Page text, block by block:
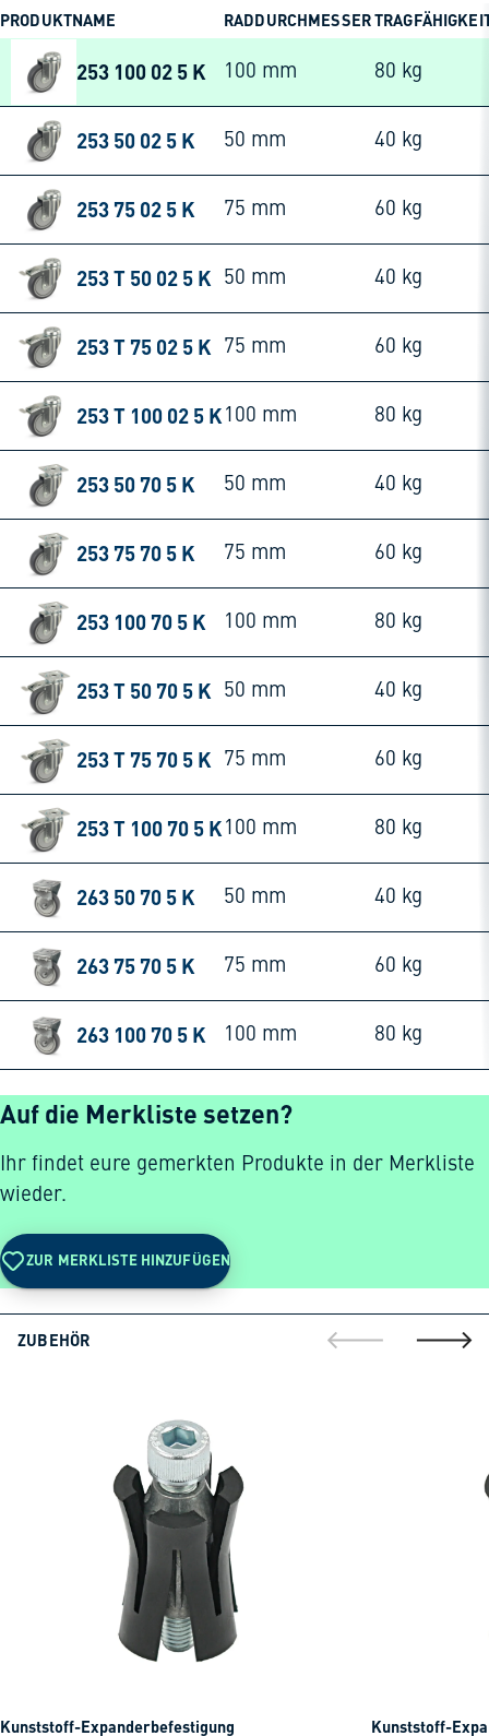
PRODUKTNAME RADDURCHMESSER
253 100 02 5 K 100 mm 80 kg
253 50 02 5 K 50 mm 40 kg
253 75 02 5 K 75 mm 60 kg
253 T 50 02 5 K 50 mm 40 kg
253 T 75 02 5 K 75 mm 60 kg
253 T 100 02 5 K 100 mm 80 kg
253 50 70 5 K 50 mm 40 kg
253 75 70 5 K 75 mm 60 kg
253 100 70 5 K 100 mm 80 kg
253 T 50 70 5 K 50 mm 40 kg
253 T 75 70 5 K 75 mm 60 kg
253 T 100 70 5 K 100 mm 80 kg
263 50 70 5 K 50 mm 40 kg
263 75 70 5 K 75 mm 60 kg
263 100 70 5 K 100 mm 80 kg
Auf die Merkliste setzen?
Ihr findet eure gemerkten Produkte in der Merkliste
wieder.
ZUR MERKLISTE HINZUFÜGEN
ZUBEHÖR
gehe zur gehe
Kunststoff-Expanderbefestigung Kunststoff-